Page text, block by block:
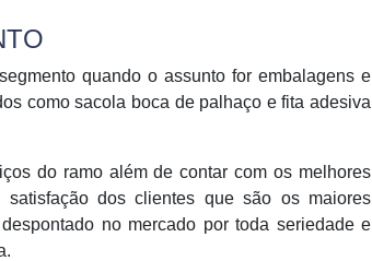
quando o assunto for embalagens e
como sacola boca de palhaço e fita adesiva
do ramo além de contar com os melhores
dos clientes que são os maiores
no mercado por toda seriedade e